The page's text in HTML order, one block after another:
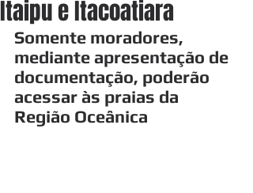
Itaipu e Itacoatiara
Somente moradores,
mediante apresentação de
documentação, poderão
acessar às praias da
Região Oceânica